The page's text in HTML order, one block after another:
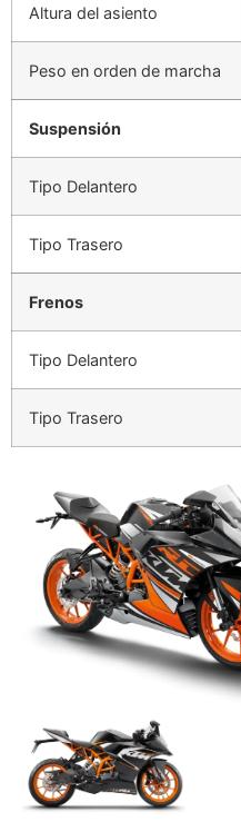
Altura del asiento
Peso en orden de marcha
Suspensión
Tipo Delantero
Tipo Trasero
Frenos
Tipo Delantero
Tipo Trasero